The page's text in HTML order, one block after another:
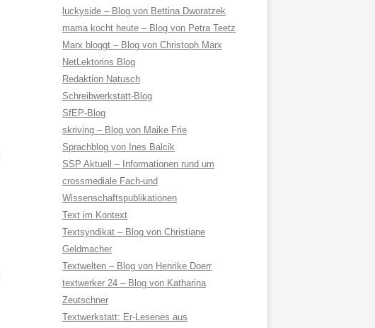
luckyside – Blog von Bettina Dworatzek
mama kocht heute – Blog von Petra Teetz
Marx bloggt – Blog von Christoph Marx
NetLektorins Blog
Redaktion Natusch
Schreibwerkstatt-Blog
SfEP-Blog
skriving – Blog von Maike Frie
Sprachblog von Ines Balcik
SSP Aktuell – Informationen rund um
crossmediale Fach-und
Wissenschaftspublikationen
Text im Kontext
Textsyndikat – Blog von Christiane
Geldmacher
Textwelten – Blog von Henrike Doerr
textwerker 24 – Blog von Katharina
Zeutschner
Textwerkstatt: Er-Lesenes aus